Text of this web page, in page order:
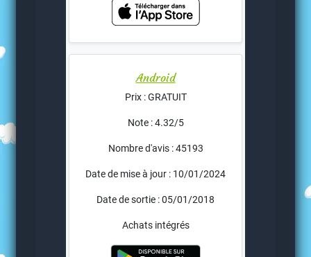
Android
Prix : GRATUIT
Note : 4.32/5
Nombre d'avis : 45193
Date de mise à jour : 10/01/2024
Date de sortie : 05/01/2018
Achats intégrés